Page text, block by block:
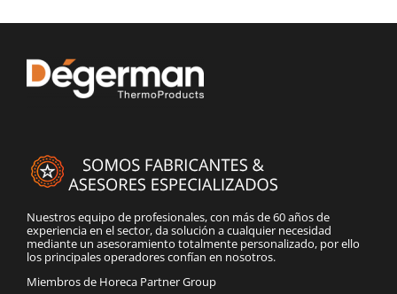
Nuestros equipo de profesionales, con más de 60 años de
experiencia en el sector, da solución a cualquier necesidad
mediante un asesoramiento totalmente personalizado, por ello
los principales operadores confían en nosotros.
Miembros de Horeca Partner Group